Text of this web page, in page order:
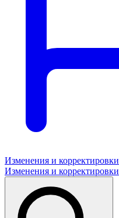
Изменения и корректировки
Изменения и корректировки